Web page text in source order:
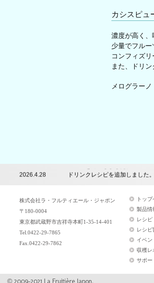
カシスピュ
濃度が高く、
少量でフル
コンフィズリ
また、ドリン
メログラー
2026.4.28
ドリンクレシピを追加しました。
2025.12.11
年末年始休業のお知らせ
2025.10.14
レシピを追加しました。
イベントレポートを公開しました
2025.8.6
夏季休業のお知らせ
2025.8.1
2025.7.14
レシピを追加しました。
レシピを追加しました。
レシピを追加しました。
2024.12.16
レシピを追加しました。
株式会社ラ・フルティエール・ジャポン
〒180-0004
東京都武蔵野市吉祥寺本町1-35-14-401
Tel.0422-29-7865
Fax.0422-29-7862
トッ
製品情
レシピ
レシピ
イベン
収穫レ
サポー
© 2009-2021 La Fruitière Japon.